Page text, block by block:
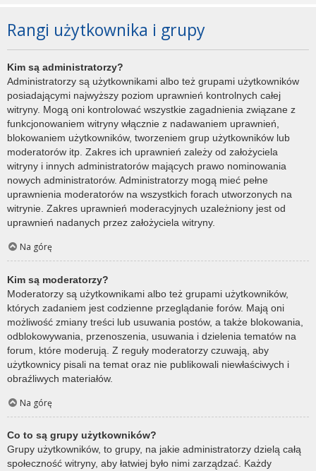
Rangi użytkownika i grupy
Kim są administratorzy?
Administratorzy są użytkownikami albo też grupami użytkowników
posiadającymi najwyższy poziom uprawnień kontrolnych całej
witryny. Mogą oni kontrolować wszystkie zagadnienia związane z
funkcjonowaniem witryny włącznie z nadawaniem uprawnień,
blokowaniem użytkowników, tworzeniem grup użytkowników lub
moderatorów itp. Zakres ich uprawnień zależy od założyciela
witryny i innych administratorów mających prawo nominowania
nowych administratorów. Administratorzy mogą mieć pełne
uprawnienia moderatorów na wszystkich forach utworzonych na
witrynie. Zakres uprawnień moderacyjnych uzależniony jest od
uprawnień nadanych przez założyciela witryny.
Na górę
Kim są moderatorzy?
Moderatorzy są użytkownikami albo też grupami użytkowników,
których zadaniem jest codzienne przeglądanie forów. Mają oni
możliwość zmiany treści lub usuwania postów, a także blokowania,
odblokowywania, przenoszenia, usuwania i dzielenia tematów na
forum, które moderują. Z reguły moderatorzy czuwają, aby
użytkownicy pisali na temat oraz nie publikowali niewłaściwych i
obraźliwych materiałów.
Na górę
Co to są grupy użytkowników?
Grupy użytkowników, to grupy, na jakie administratorzy dzielą całą
społeczność witryny, aby łatwiej było nimi zarządzać. Każdy